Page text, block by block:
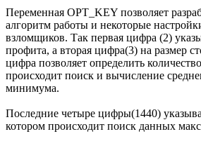
Переменная OPT_KEY позволяет
алгоритм работы и некоторые
взломщиков. Так первая цифра (2)
профита, а вторая цифра(3) на размер
цифра позволяет определить
происходит поиск и вычисление
минимума.
Последние четыре цифры(1440)
котором происходит поиск данных